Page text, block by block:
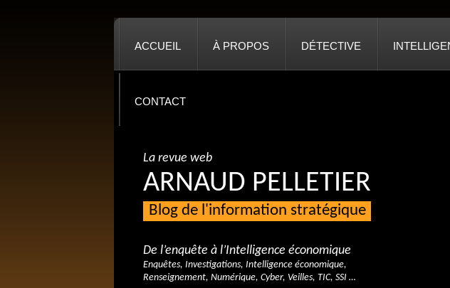
ACCUEIL À PROPOS DÉTECTIVE
CONTACT
La revue web
ARNAUD PELLETIER
Blog de l'information stratégique
De l’enquête à l’Intelligence économique
Enquêtes, Investigations, Intelligence économique,
Renseignement, Numérique, Cyber, Veilles, TIC, SSI …